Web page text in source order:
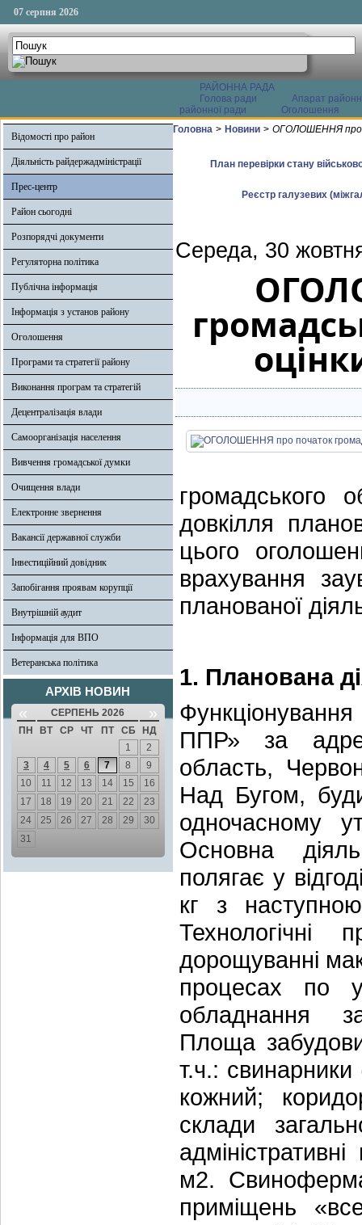
07 серпня 2026
РАЙОННА РАДА
Голова ради
Апарат
районної ради
Оголошення
Відомості про район
Діяльність райдержадміністрації
Прес-центр
Район сьогодні
Розпорядчі документи
Регуляторна політика
Публічна інформація
Інформація з установ району
Оголошення
Програми та стратегії району
Виконання програм та стратегій
Децентралізація влади
Самоорганізація населення
Вивчення громадської думки
Очищення влади
Електронне звернення
Вакансії державної служби
Інвестиційний довідник
Запобігання проявам корупції
Внутрішній аудит
Інформація для ВПО
Ветеранська політика
АРХІВ НОВИН
« СЕРПЕНЬ 2026 »
ПН ВТ СР ЧТ ПТ СБ
НД
1
2
3
4 5 6 7 8
9
10
11 12 13 14 15
16
17
18 19 20 21 22
23
24
25 26 27 28 29
30
31
Головна > Новини > ОГОЛОШЕННЯ про
План перевірки стану
Реєстр галузевих
Середа, 30
громадського
довкілля
цього
врахування
планованої
1. Планована
ППР» за
область,
Над Бугом,
одночасному
Основна
полягає у
кг з
дорощуванні
процесах по
обладнання
Площа
т.ч.:
кожний;
склади
м2.
приміщень